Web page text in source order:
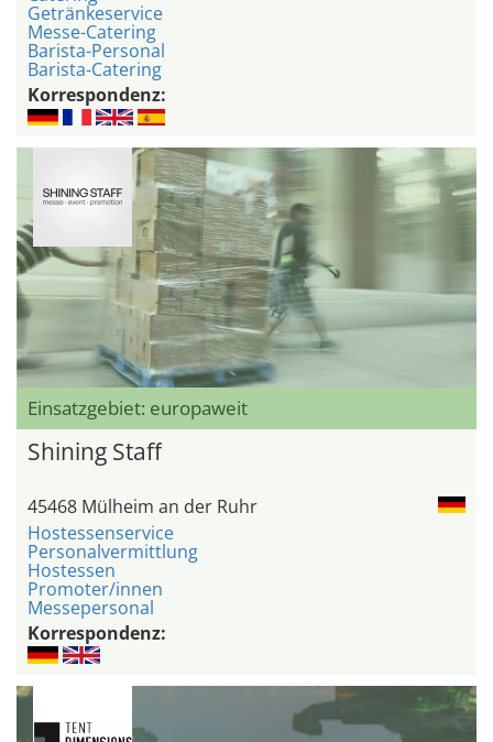
Getränkeservice
Messe-Catering
Barista-Personal
Barista-Catering
Korrespondenz:
Einsatzgebiet: europaweit
Shining Staff
45468 Mülheim an der Ruhr
Hostessenservice
Personalvermittlung
Hostessen
Promoter/innen
Messepersonal
Korrespondenz: